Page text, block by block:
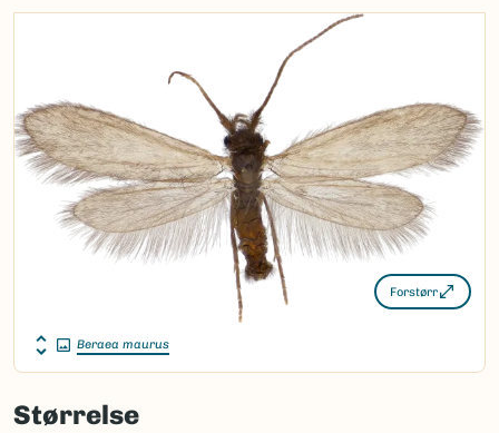
Forstørr
Beraea maurus
Størrelse